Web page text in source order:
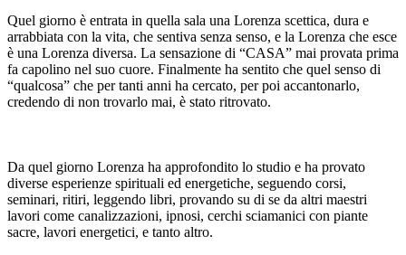
Quel giorno è entrata in quella sala una Lorenza scettica, dura e
arrabbiata con la vita, che sentiva senza senso, e la Lorenza che esce
è una Lorenza diversa. La sensazione di “CASA” mai provata prima
fa capolino nel suo cuore. Finalmente ha sentito che quel senso di
“qualcosa” che per tanti anni ha cercato, per poi accantonarlo,
credendo di non trovarlo mai, è stato ritrovato.
Da quel giorno Lorenza ha approfondito lo studio e ha provato
diverse esperienze spirituali ed energetiche, seguendo corsi,
seminari, ritiri, leggendo libri, provando su di se da altri maestri
lavori come canalizzazioni, ipnosi, cerchi sciamanici con piante
sacre, lavori energetici, e tanto altro.